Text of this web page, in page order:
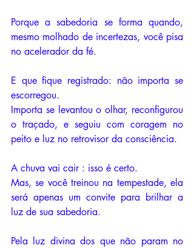
Porque a sabedoria se forma quando,
mesmo molhado de incertezas, você pisa
no acelerador da fé.
E que fique registrado: não importa se
escorregou.
Importa se levantou o olhar, reconfigurou
o traçado, e seguiu com coragem no
peito e luz no retrovisor da consciência.
A chuva vai cair : isso é certo.
Mas, se você treinou na tempestade, ela
será apenas um convite para brilhar a
luz de sua sabedoria.
Pela luz divina dos que não param no